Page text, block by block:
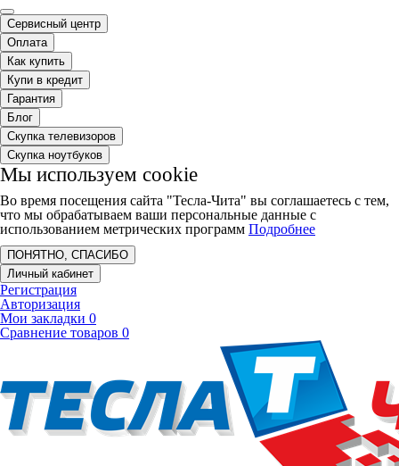
Сервисный центр
Оплата
Как купить
Купи в кредит
Гарантия
Блог
Скупка телевизоров
Скупка ноутбуков
Мы используем cookie
Во время посещения сайта "Тесла-Чита" вы соглашаетесь с тем,
что мы обрабатываем ваши персональные данные с
использованием метрических программ Подробнее
ПОНЯТНО, СПАСИБО
Личный кабинет
Регистрация
Авторизация
Мои закладки 0
Сравнение товаров 0